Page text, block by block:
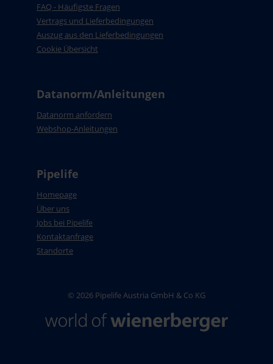
FAQ - Häufigste Fragen
Vertrags und Lieferbedingungen
Auszug aus den Lieferbedingungen
Cookie Übersicht
Datanorm/Anleitungen
Datanorm anfordern
Webshop-Anleitungen
Pipelife
Homepage
Über uns
Jobs bei Pipelife
Kontaktanfrage
Standorte
© 2026 Pipelife Austria GmbH & Co KG